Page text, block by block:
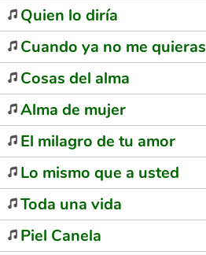
Quien lo diría
Cuando ya no me quieras
Cosas del alma
Alma de mujer
El milagro de tu amor
Lo mismo que a usted
Toda una vida
Piel Canela